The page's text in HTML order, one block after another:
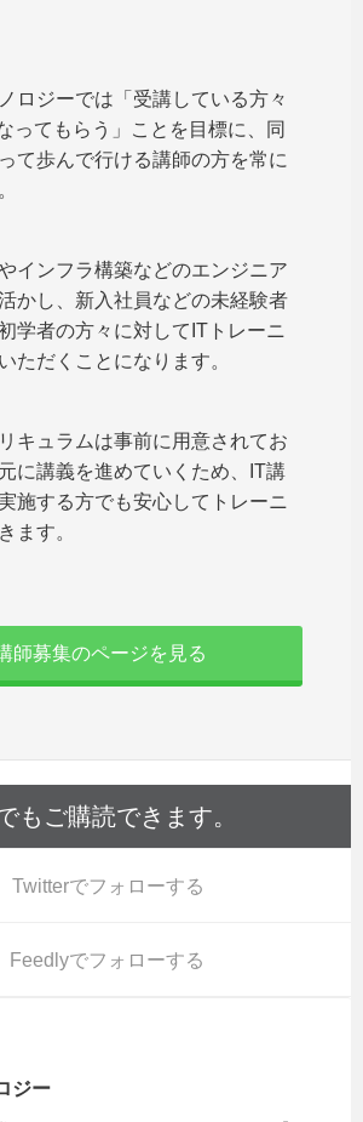
ロジーでは「受講している方々
ってもらう」ことを目標に、同
て歩んで行ける講師の方を常に
インフラ構築などのエンジニア
かし、新入社員などの未経験者
学者の方々に対してITトレーニ
ただくことになります。
キュラムは事前に用意されてお
に講義を進めていくため、IT講
施する方でも安心してトレーニ
ます。
師募集のページを見る
もご購読できます。
Twitterでフォローする
Feedlyでフォローする
ジー